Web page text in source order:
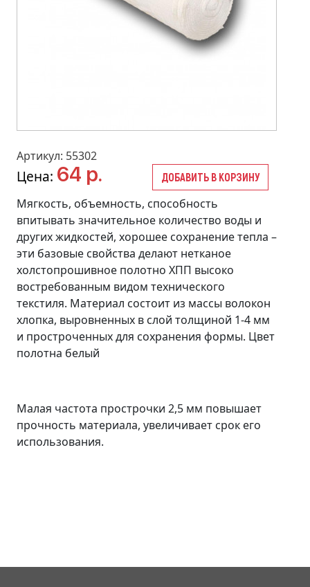
Артикул: 55302
Цена: 64 р. ДОБАВИТЬ В КОРЗИНУ
Мягкость, объемность, способность
впитывать значительное количество воды и
других жидкостей, хорошее сохранение тепла –
эти базовые свойства делают нетканое
холстопрошивное полотно ХПП высоко
востребованным видом технического
текстиля. Материал состоит из массы волокон
хлопка, выровненных в слой толщиной 1-4 мм
и простроченных для сохранения формы. Цвет
полотна белый
Малая частота прострочки 2,5 мм повышает
прочность материала, увеличивает срок его
использования.